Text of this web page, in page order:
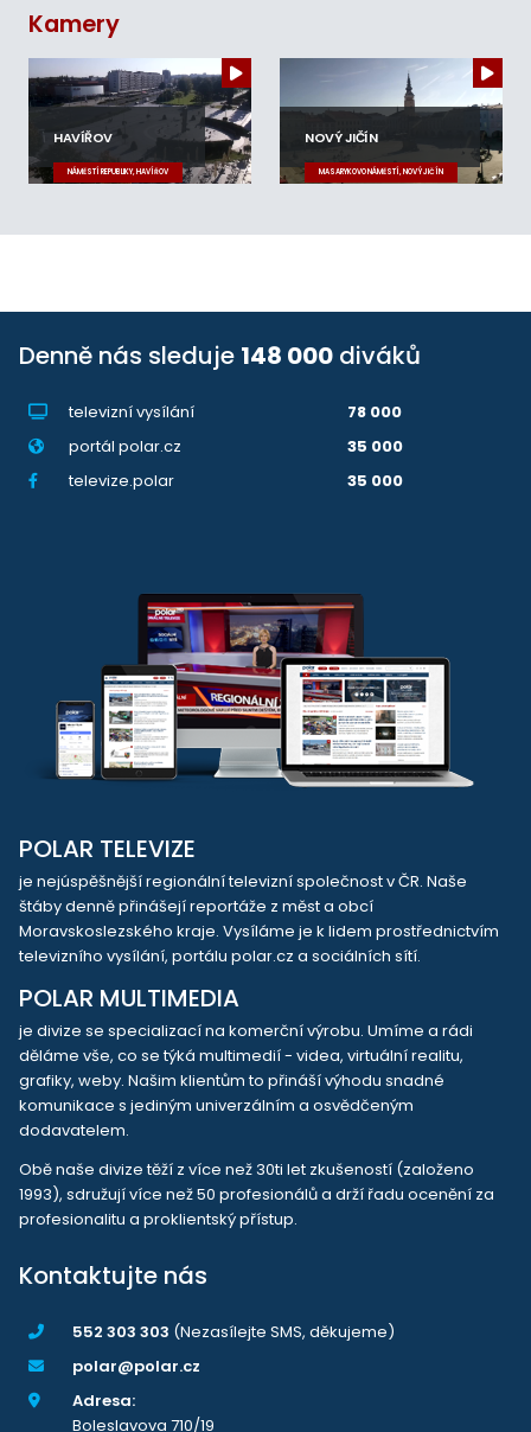
Kamery
HAVÍŘOV
NÁMĚSTÍ REPUBLIKY, HAVÍŘOV
NOVÝ JIČÍN
MASARYKOVO NÁMĚSTÍ, NOVÝ JIČÍN
Denně nás sleduje 148 000 diváků
televizní vysílání
78 000
portál polar.cz
35 000
televize.polar
35 000
POLAR TELEVIZE
je nejúspěšnější regionální televizní společnost v ČR. Naše
štáby denně přinášejí reportáže z měst a obcí
Moravskoslezského kraje. Vysíláme je k lidem prostřednictvím
televizního vysílání, portálu polar.cz a sociálních sítí.
POLAR MULTIMEDIA
je divize se specializací na komerční výrobu. Umíme a rádi
děláme vše, co se týká multimedií - videa, virtuální realitu,
grafiky, weby. Našim klientům to přináší výhodu snadné
komunikace s jediným univerzálním a osvědčeným
dodavatelem.
Obě naše divize těží z více než 30ti let zkušeností (založeno
1993), sdružují více než 50 profesionálů a drží řadu ocenění za
profesionalitu a proklientský přístup.
Kontaktujte nás
552 303 303 (Nezasílejte SMS, děkujeme)
polar@polar.cz
Adresa:
Boleslavova 710/19